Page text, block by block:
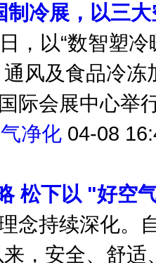
制冷展，以三
，以“数智塑
风及食品冷
际会展中心举
净化 04-08
松下以 "好空
念持续深化。
，安全、舒